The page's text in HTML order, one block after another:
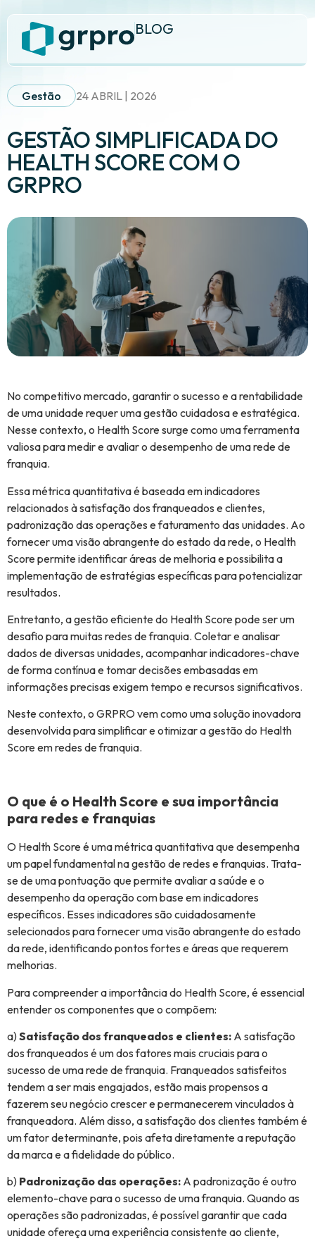
BLOG
Gestão 24 ABRIL | 2026
GESTÃO SIMPLIFICADA DO
HEALTH SCORE COM O
GRPRO
No competitivo mercado, garantir o sucesso e a rentabilidade
de uma unidade requer uma gestão cuidadosa e estratégica.
Nesse contexto, o Health Score surge como uma ferramenta
valiosa para medir e avaliar o desempenho de uma rede de
franquia.
Essa métrica quantitativa é baseada em indicadores
relacionados à satisfação dos franqueados e clientes,
padronização das operações e faturamento das unidades. Ao
fornecer uma visão abrangente do estado da rede, o Health
Score permite identificar áreas de melhoria e possibilita a
implementação de estratégias específicas para potencializar
resultados.
Entretanto, a gestão eficiente do Health Score pode ser um
desafio para muitas redes de franquia. Coletar e analisar
dados de diversas unidades, acompanhar indicadores-chave
de forma contínua e tomar decisões embasadas em
informações precisas exigem tempo e recursos significativos.
Neste contexto, o GRPRO vem como uma solução inovadora
desenvolvida para simplificar e otimizar a gestão do Health
Score em redes de franquia.
O que é o Health Score e sua importância
para redes e franquias
O Health Score é uma métrica quantitativa que desempenha
um papel fundamental na gestão de redes e franquias. Trata-
se de uma pontuação que permite avaliar a saúde e o
desempenho da operação com base em indicadores
específicos. Esses indicadores são cuidadosamente
selecionados para fornecer uma visão abrangente do estado
da rede, identificando pontos fortes e áreas que requerem
melhorias.
Para compreender a importância do Health Score, é essencial
entender os componentes que o compõem:
a)Satisfação dos franqueados e clientes: A satisfação
dos franqueados é um dos fatores mais cruciais para o
sucesso de uma rede de franquia. Franqueados satisfeitos
tendem a ser mais engajados, estão mais propensos a
fazerem seu negócio crescer e permanecerem vinculados à
franqueadora. Além disso, a satisfação dos clientes também é
um fator determinante, pois afeta diretamente a reputação
da marca e a fidelidade do público.
b) Padronização das operações: A padronização é outro
elemento-chave para o sucesso de uma franquia. Quando as
operações são padronizadas, é possível garantir que cada
unidade ofereça uma experiência consistente ao cliente,